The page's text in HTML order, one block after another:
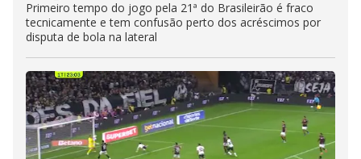
Primeiro tempo do jogo pela 21ª do Brasileirão é fraco
tecnicamente e tem confusão perto dos acréscimos por
disputa de bola na lateral